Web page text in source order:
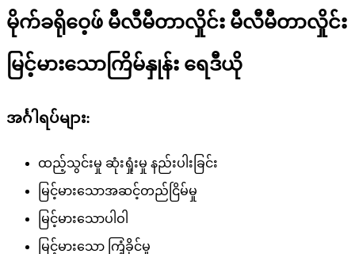
မိုက်ခရိုဝေ့ဖ် မီလီမီတာလှိုင်း မီလီမီတာလှိုင်း
မြင့်မားသောကြိမ်နှုန်း ရေဒီယို
အင်္ဂါရပ်များ:
ထည့်သွင်းမှု ဆုံးရှုံးမှု နည်းပါးခြင်း
မြင့်မားသောအဆင့်တည်ငြိမ်မှု
မြင့်မားသောပါဝါ
မြင့်မားသော ကြံ့ခိုင်မှု